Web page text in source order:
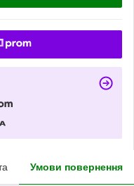
Умови повернення